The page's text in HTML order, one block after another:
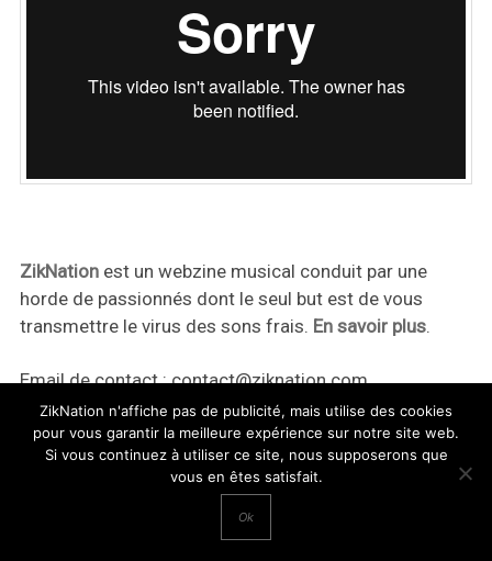
ZikNationest un webzine musical conduit par une
horde de passionnés dont le seul but est de vous
transmettre le virus des sons frais. En savoir plus.
Email de contact :contact@ziknation.com
ZikNation n'affiche pas de publicité, mais utilise des cookies
pour vous garantir la meilleure expérience sur notre site web.
Si vous continuez à utiliser ce site, nous supposerons que
vous en êtes satisfait.
Ok